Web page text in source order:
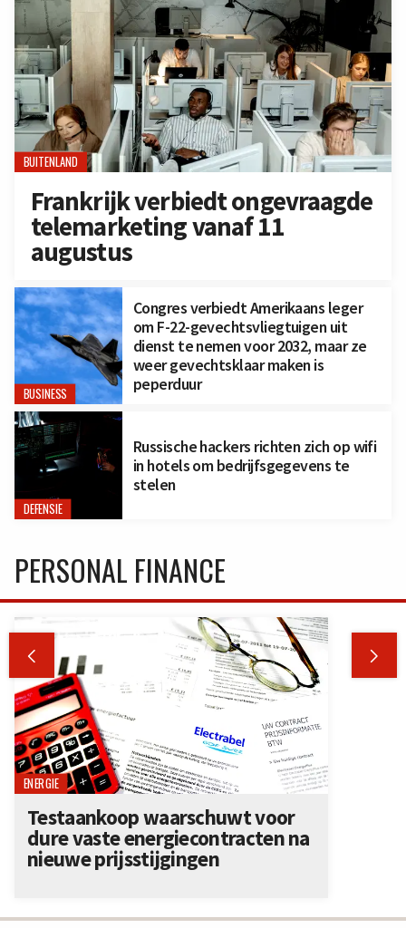
BUITENLAND
Frankrijk verbiedt ongevraagde
telemarketing vanaf 11
augustus
BUSINESS
Congres verbiedt Amerikaans leger
om F-22-gevechtsvliegtuigen uit
dienst te nemen voor 2032, maar ze
weer gevechtsklaar maken is
peperduur
DEFENSIE
Russische hackers richten zich op wifi
in hotels om bedrijfsgegevens te
stelen
PERSONAL FINANCE
 
ENERGIE
Testaankoop waarschuwt voor
dure vaste energiecontracten na
nieuwe prijsstijgingen